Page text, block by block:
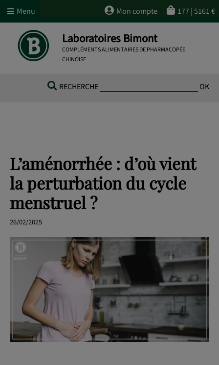
Laboratoires Bimont
COMPLÉMENTS ALIMENTAIRES DE PHARMACOPÉE
CHINOISE
RECHERCHE OK
L’aménorrhée : d’où vient
la perturbation du cycle
menstruel ?
26/02/2025
Menu
OK
Mon compte 177|5161€